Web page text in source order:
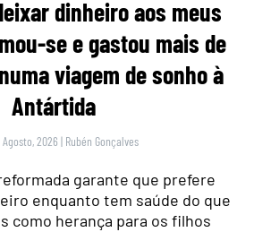
dinheiro aos meus
se e gastou mais de
viagem de sonho à
Antártida
2026 | Rubén Gonçalves
garante que prefere
enquanto tem saúde do que
como herança para os filhos